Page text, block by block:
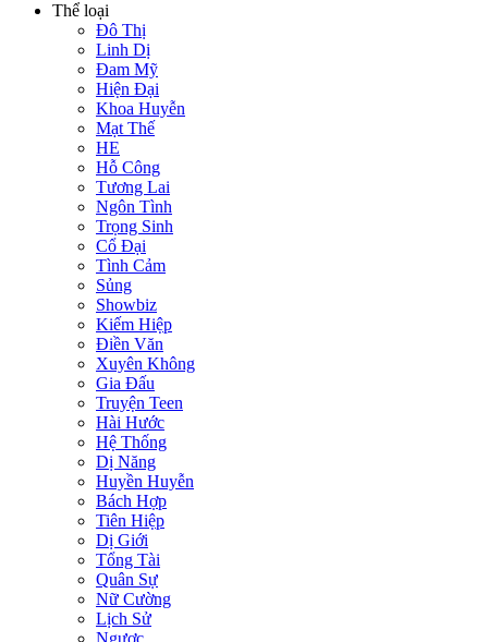
Thể loại
Đô Thị
Linh Dị
Đam Mỹ
Hiện Đại
Khoa Huyễn
Mạt Thế
HE
Hỗ Công
Tương Lai
Ngôn Tình
Trọng Sinh
Cổ Đại
Tình Cảm
Sủng
Showbiz
Kiếm Hiệp
Điền Văn
Xuyên Không
Gia Đấu
Truyện Teen
Hài Hước
Hệ Thống
Dị Năng
Huyền Huyễn
Bách Hợp
Tiên Hiệp
Dị Giới
Tổng Tài
Quân Sự
Nữ Cường
Lịch Sử